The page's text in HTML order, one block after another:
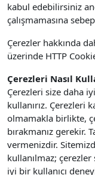
kabul edebilirsiniz
çalışmamasına
Çerezler hakkında
üzerinde HTTP
Çerezleri Nasıl
Çerezleri size daha
kullanırız. Çerezleri
olmamakla birlikte,
bırakmanız gerekir.
vermenizdir.
kullanılmaz;
iyi bir kullanıcı